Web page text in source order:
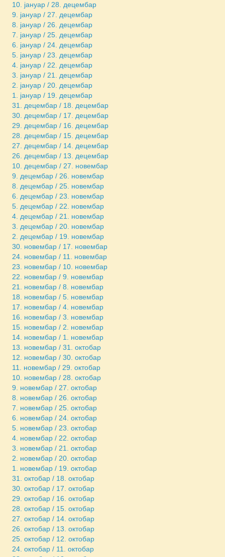
10. јануар / 28. децембар
9. јануар / 27. децембар
8. јануар / 26. децембар
7. јануар / 25. децембар
6. јануар / 24. децембар
5. јануар / 23. децембар
4. јануар / 22. децембар
3. јануар / 21. децембар
2. јануар / 20. децембар
1. јануар / 19. децембар
31. децембар / 18. децембар
30. децембар / 17. децембар
29. децембар / 16. децембар
28. децембар / 15. децембар
27. децембар / 14. децембар
26. децембар / 13. децембар
10. децембар / 27. новембар
9. децембар / 26. новембар
8. децембар / 25. новембар
6. децембар / 23. новембар
5. децембар / 22. новембар
4. децембар / 21. новембар
3. децембар / 20. новембар
2. децембар / 19. новембар
30. новембар / 17. новембар
24. новембар / 11. новембар
23. новембар / 10. новембар
22. новембар / 9. новембар
21. новембар / 8. новембар
18. новембар / 5. новембар
17. новембар / 4. новембар
16. новембар / 3. новембар
15. новембар / 2. новембар
14. новембар / 1. новембар
13. новембар / 31. октобар
12. новембар / 30. октобар
11. новембар / 29. октобар
10. новембар / 28. октобар
9. новембар / 27. октобар
8. новембар / 26. октобар
7. новембар / 25. октобар
6. новембар / 24. октобар
5. новембар / 23. октобар
4. новембар / 22. октобар
3. новембар / 21. октобар
2. новембар / 20. октобар
1. новембар / 19. октобар
31. октобар / 18. октобар
30. октобар / 17. октобар
29. октобар / 16. октобар
28. октобар / 15. октобар
27. октобар / 14. октобар
26. октобар / 13. октобар
25. октобар / 12. октобар
24. октобар / 11. октобар